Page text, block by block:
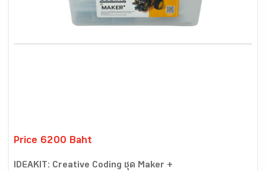
Price 6200 Baht
IDEAKIT: Creative Coding ชุด Maker +